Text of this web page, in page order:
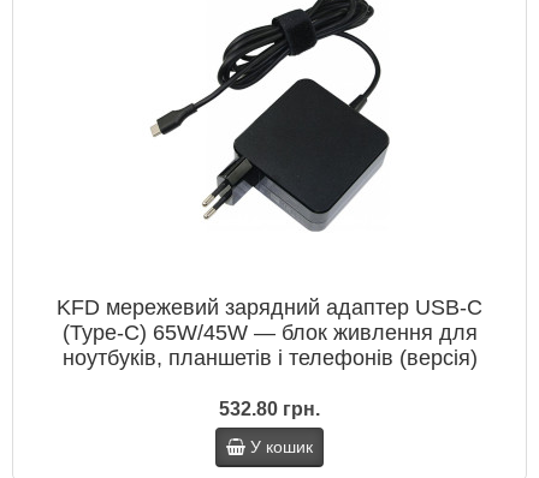
KFD мережевий зарядний адаптер USB‑C
(Type‑C) 65W/45W — блок живлення для
ноутбуків, планшетів і телефонів (версія)
532.80 грн.
У кошик